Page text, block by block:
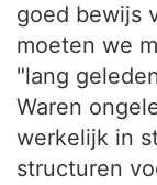
goed bewijs
moeten we
"lang
Waren
werkelijk in
structuren